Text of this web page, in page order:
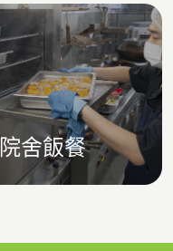
院舍飯餐